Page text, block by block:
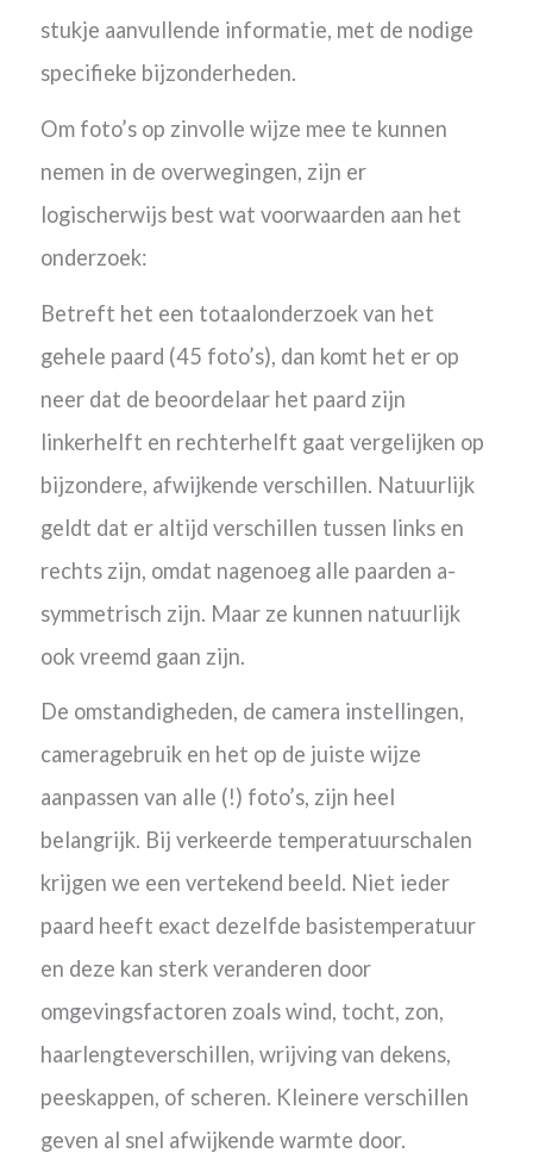
stukje aanvullende informatie, met de nodige
specifieke bijzonderheden.
Om foto’s op zinvolle wijze mee te kunnen
nemen in de overwegingen, zijn er
logischerwijs best wat voorwaarden aan het
onderzoek:
Betreft het een totaalonderzoek van het
gehele paard (45 foto’s), dan komt het er op
neer dat de beoordelaar het paard zijn
linkerhelft en rechterhelft gaat vergelijken op
bijzondere, afwijkende verschillen. Natuurlijk
geldt dat er altijd verschillen tussen links en
rechts zijn, omdat nagenoeg alle paarden a-
symmetrisch zijn. Maar ze kunnen natuurlijk
ook vreemd gaan zijn.
De omstandigheden, de camera instellingen,
cameragebruik en het op de juiste wijze
aanpassen van alle (!) foto’s, zijn heel
belangrijk. Bij verkeerde temperatuurschalen
krijgen we een vertekend beeld. Niet ieder
paard heeft exact dezelfde basistemperatuur
en deze kan sterk veranderen door
omgevingsfactoren zoals wind, tocht, zon,
haarlengteverschillen, wrijving van dekens,
peeskappen, of scheren. Kleinere verschillen
geven al snel afwijkende warmte door.